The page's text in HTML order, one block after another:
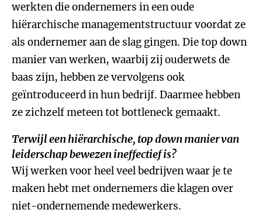
werkten die ondernemers in een oude
hiërarchische managementstructuur voordat ze
als ondernemer aan de slag gingen. Die top down
manier van werken, waarbij zij ouderwets de
baas zijn, hebben ze vervolgens ook
geïntroduceerd in hun bedrijf. Daarmee hebben
ze zichzelf meteen tot bottleneck gemaakt.
Terwijl een hiërarchische, top down manier van
leiderschap bewezen ineffectief is?
Wij werken voor heel veel bedrijven waar je te
maken hebt met ondernemers die klagen over
niet-ondernemende medewerkers.